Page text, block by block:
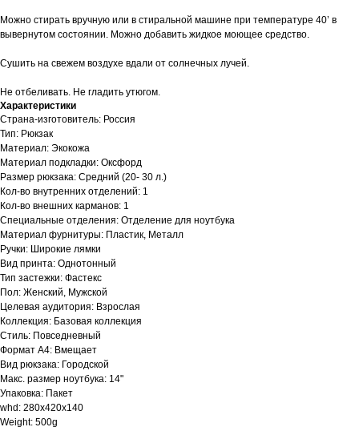
Можно стирать вручную или в стиральной машине при температуре 40’ в
вывернутом состоянии. Можно добавить жидкое моющее средство.
Сушить на свежем воздухе вдали от солнечных лучей.
Не отбеливать. Не гладить утюгом.
Характеристики
Страна-изготовитель: Россия
Тип: Рюкзак
Материал: Экокожа
Материал подкладки: Оксфорд
Размер рюкзака: Средний (20- 30 л.)
Кол-во внутренних отделений: 1
Кол-во внешних карманов: 1
Специальные отделения: Отделение для ноутбука
Материал фурнитуры: Пластик, Металл
Ручки: Широкие лямки
Вид принта: Однотонный
Тип застежки: Фастекс
Пол: Женский, Мужской
Целевая аудитория: Взрослая
Коллекция: Базовая коллекция
Стиль: Повседневный
Формат А4: Вмещает
Вид рюкзака: Городской
Макс. размер ноутбука: 14"
Упаковка: Пакет
whd: 280x420x140
Weight: 500g